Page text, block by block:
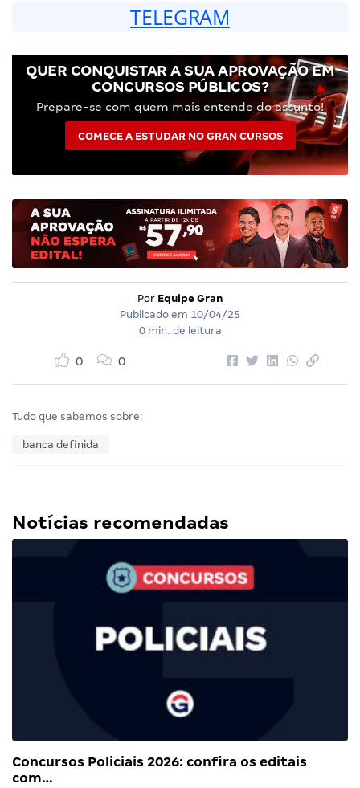
TELEGRAM
QUER CONQUISTAR A SUA APROVAÇÃO EM
CONCURSOS PÚBLICOS?
Prepare-se com quem mais entende do assunto!
COMECE A ESTUDAR NO GRAN CURSOS
Por Equipe Gran
Publicado em 10/04/25
0 min. de leitura
0 0
Tudo que sabemos sobre:
banca definida
Notícias recomendadas
Concursos Policiais 2026: confira os editais
com…